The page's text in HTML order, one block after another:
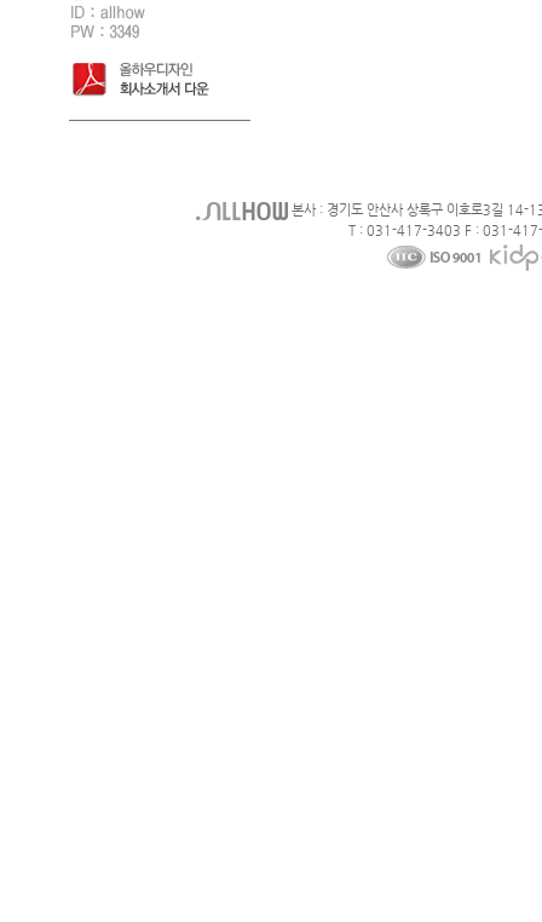
본사 : 경기도 안산사 상록구 이호로3길 14-
T : 031-417-3403 F : 031-